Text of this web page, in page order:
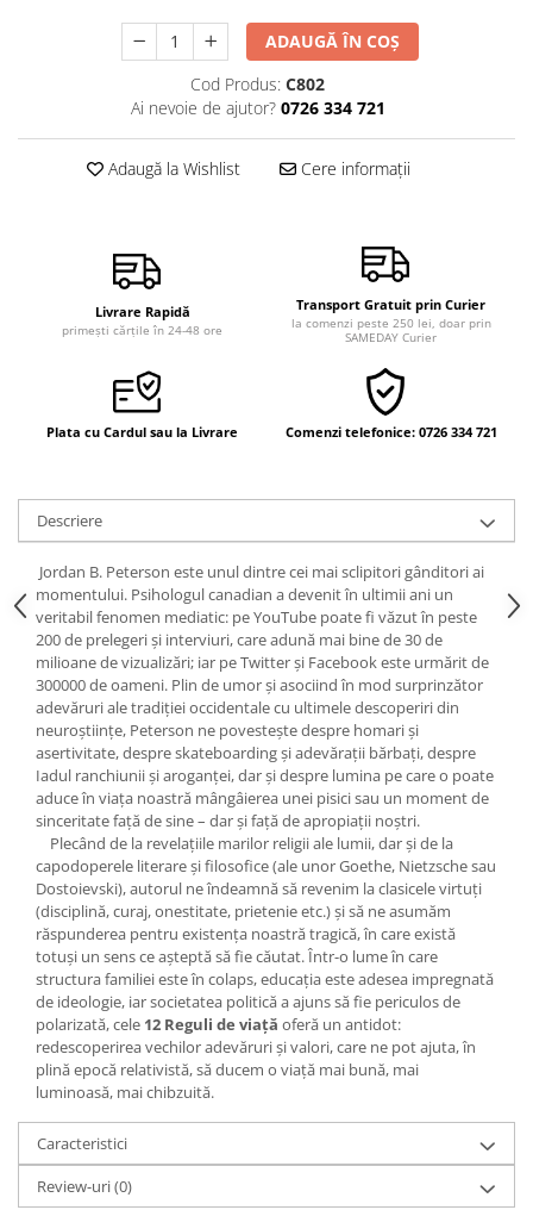
Povestiri
Relații de cuplu
Psihologie practică
Lumea îngerilor
Inspiraţie divină
Îngeri
Viaţa de după moarte
Cristale
Supă de pui pentru suflet
Yoga
Oracol
Spiritualitate şi ştiinţă
Fără categorie
Cunoaștere
ADAUGĂ ÎN COȘ
Cod Produs: C802
Ai nevoie de ajutor? 0726 334 721
Adaugă la Wishlist Cere informații
Livrare Rapidă
primești cărțile în 24-48 ore
Transport Gratuit prin Curier
la comenzi peste 250 lei, doar prin
SAMEDAY Curier
Plata cu Cardul sau la Livrare Comenzi telefonice: 0726 334 721
Descriere
Jordan B. Peterson este unul dintre cei mai sclipitori gânditori ai
momentului. Psihologul canadian a devenit în ultimii ani un
veritabil fenomen mediatic: pe YouTube poate fi văzut în peste
200 de prelegeri şi interviuri, care adună mai bine de 30 de
milioane de vizualizări; iar pe Twitter şi Facebook este urmărit de
300000 de oameni. Plin de umor şi asociind în mod surprinzător
adevăruri ale tradiţiei occidentale cu ultimele descoperiri din
neuroştiinţe, Peterson ne povesteşte despre homari şi
asertivitate, despre skateboarding şi adevăraţii bărbaţi, despre
Iadul ranchiunii şi aroganţei, dar şi despre lumina pe care o poate
aduce în viaţa noastră mângâierea unei pisici sau un moment de
sinceritate faţă de sine – dar şi faţă de apropiaţii noştri.
Plecând de la revelaţiile marilor religii ale lumii, dar şi de la
capodoperele literare și filosofice (ale unor Goethe, Nietzsche sau
Dostoievski), autorul ne îndeamnă să revenim la clasicele virtuţi
(disciplină, curaj, onestitate, prietenie etc.) şi să ne asumăm
răspunderea pentru existenţa noastră tragică, în care există
totuşi un sens ce aşteptă să fie căutat. Într-o lume în care
structura familiei este în colaps, educaţia este adesea impregnată
de ideologie, iar societatea politică a ajuns să fie periculos de
polarizată, cele 12 Reguli de viaţă oferă un antidot:
redescoperirea vechilor adevăruri şi valori, care ne pot ajuta, în
plină epocă relativistă, să ducem o viaţă mai bună, mai
luminoasă, mai chibzuită.
Caracteristici
Review-uri(0)